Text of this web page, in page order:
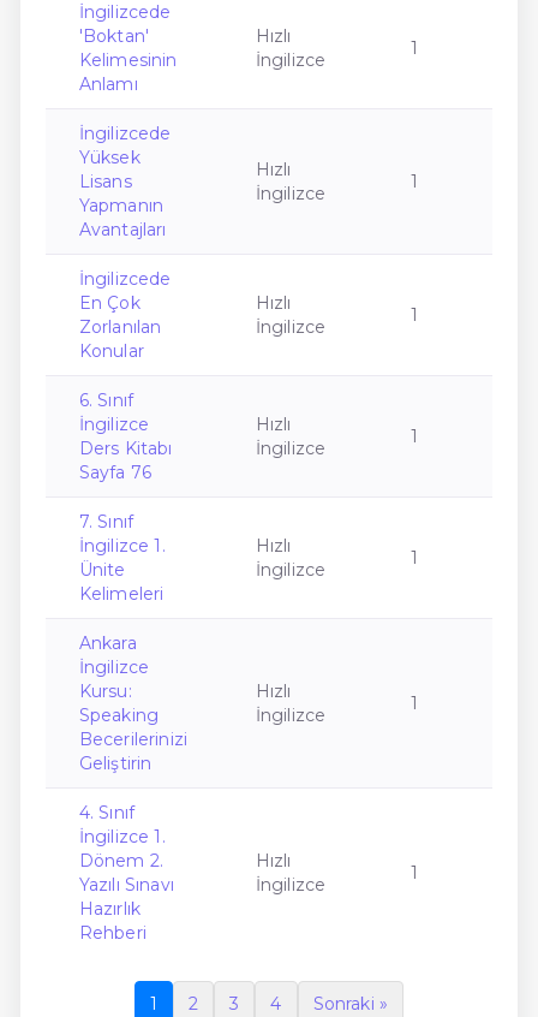
İngilizcede
'Boktan'
Kelimesinin
Anlamı
Hızlı
İngilizce
1
İngilizcede
Yüksek
Lisans
Yapmanın
Avantajları
Hızlı
İngilizce
1
İngilizcede
En Çok
Zorlanılan
Konular
Hızlı
İngilizce
1
6. Sınıf
İngilizce
Ders Kitabı
Sayfa 76
Hızlı
İngilizce
1
7. Sınıf
İngilizce 1.
Ünite
Kelimeleri
Hızlı
İngilizce
1
Ankara
İngilizce
Kursu:
Speaking
Becerilerinizi
Geliştirin
Hızlı
İngilizce
1
4. Sınıf
İngilizce 1.
Dönem 2.
Yazılı Sınavı
Hazırlık
Rehberi
Hızlı
İngilizce
1
1 2 3 4 Sonraki »